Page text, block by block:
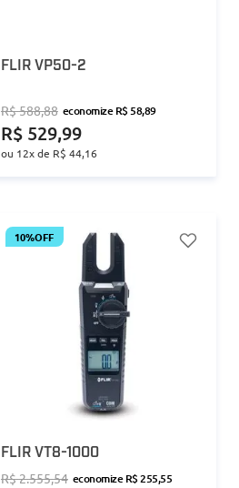
FLIR VP50-2
R$588,88 economizeR$58,89
R$ 529,99
ou 12x de R$ 44,16
10%OFF
FLIR VT8-1000
R$2.555,54 economizeR$255,55